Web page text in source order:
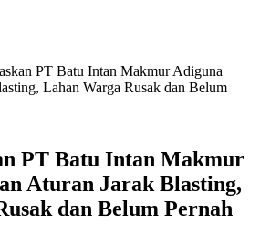
PT Batu Intan Makmur Adiguna
Lahan Warga Rusak dan Belum
PT Batu Intan Makmur
Aturan Jarak Blasting,
dan Belum Pernah